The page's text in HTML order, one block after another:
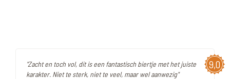
9,0
"Zacht en toch vol, dit is een fantastisch biertje met het juiste
karakter. Niet te sterk, niet te veel, maar wel aanwezig"